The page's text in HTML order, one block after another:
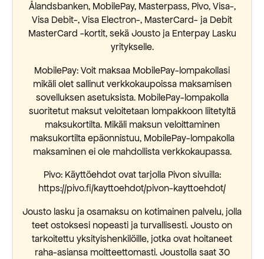
Ålandsbanken, MobilePay, Masterpass, Pivo, Visa-,
Visa Debit-, Visa Electron-, MasterCard- ja Debit
MasterCard -kortit, sekä Jousto ja Enterpay Lasku
yritykselle.
MobilePay: Voit maksaa MobilePay-lompakollasi
mikäli olet sallinut verkkokaupoissa maksamisen
sovelluksen asetuksista. MobilePay-lompakolla
suoritetut maksut veloitetaan lompakkoon liitetyltä
maksukortilta. Mikäli maksun veloittaminen
maksukortilta epäonnistuu, MobilePay-lompakolla
maksaminen ei ole mahdollista verkkokaupassa.
Pivo: Käyttöehdot ovat tarjolla Pivon sivuilla:
https://pivo.fi/kayttoehdot/pivon-kayttoehdot/
Jousto lasku ja osamaksu on kotimainen palvelu, jolla
teet ostoksesi nopeasti ja turvallisesti. Jousto on
tarkoitettu yksityishenkilöille, jotka ovat hoitaneet
raha-asiansa moitteettomasti. Joustolla saat 30